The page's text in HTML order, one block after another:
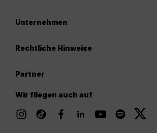
Unternehmen
Rechtliche Hinweise
Partner
Wir fliegen auch auf